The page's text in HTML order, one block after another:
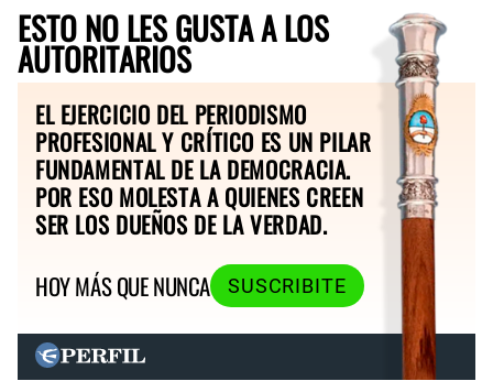
ESTO NO LES GUSTA A LOS
AUTORITARIOS
EL EJERCICIO DEL PERIODISMO
PROFESIONAL Y CRÍTICO ES UN PILAR
FUNDAMENTAL DE LA DEMOCRACIA.
POR ESO MOLESTA A QUIENES CREEN
SER LOS DUEÑOS DE LA VERDAD.
HOY MÁS QUE NUNCA
SUSCRIBITE